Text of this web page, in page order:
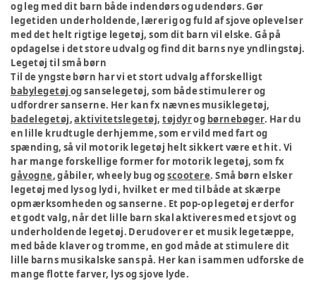
og leg med dit barn både indendørs og udendørs. Gør
legetiden underholdende, lærerig og fuld af sjove oplevelser
med det helt rigtige legetøj, som dit barn vil elske. Gå på
opdagelse i det store udvalg og find dit barns nye yndlingstøj.
Legetøj til små børn
Til de yngste børn har vi et stort udvalg af forskelligt
babylegetøj og sanselegetøj, som både stimulerer og
udfordrer sanserne. Her kan fx nævnes musiklegetøj,
badelegetøj,aktivitetslegetøj,tøjdyrog børnebøger. Har du
en lille krudtugle derhjemme, som er vild med fart og
spænding, så vil motorik legetøj helt sikkert være et hit. Vi
har mange forskellige former for motorik legetøj, som fx
gåvogne, gåbiler, wheely bug ogscootere. Små børn elsker
legetøj med lys og lyd i, hvilket er med til både at skærpe
opmærksomheden og sanserne. Et pop-op legetøj er derfor
et godt valg, når det lille barn skal aktiveres med et sjovt og
underholdende legetøj. Derudover er et musik legetæppe,
med både klaver og tromme, en god måde at stimulere dit
lille barns musikalske sans på. Her kan i sammen udforske de
mange flotte farver, lys og sjove lyde.